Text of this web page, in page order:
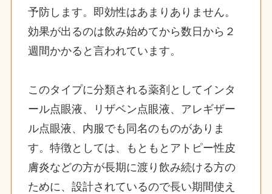
予防します。即効性はあまりありません。
効果が出るのは飲み始めてから数日から２
週間かかると言われています。
このタイプに分類される薬剤としてインタ
ール点眼液、リザベン点眼液、アレギザー
ル点眼液、内服でも同名のものがありま
す。特徴としては、もともとアトピー性皮
膚炎などの方が長期に渡り飲み続ける方の
ために、設計されているので長い期間使え